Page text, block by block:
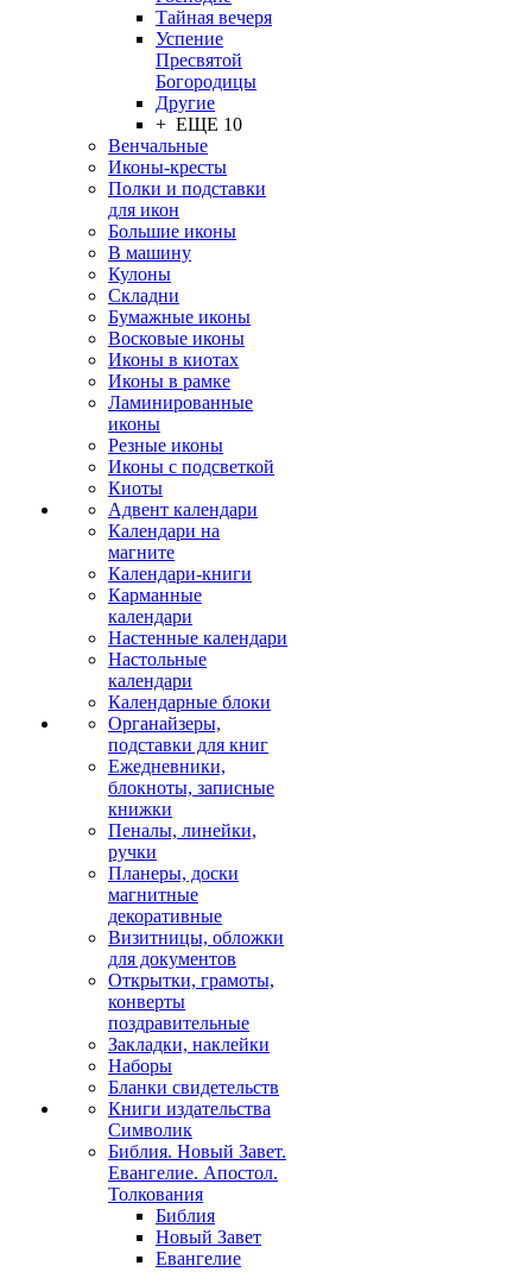
Тайная вечеря
Успение
Пресвятой
Богородицы
Другие
+ ЕЩЕ 10
Венчальные
Иконы-кресты
Полки и подставки
для икон
Большие иконы
В машину
Кулоны
Складни
Бумажные иконы
Восковые иконы
Иконы в киотах
Иконы в рамке
Ламинированные
иконы
Резные иконы
Иконы с подсветкой
Киоты
Адвент календари
Календари на
магните
Календари-книги
Карманные
календари
Настенные календари
Настольные
календари
Календарные блоки
Органайзеры,
подставки для книг
Ежедневники,
блокноты, записные
книжки
Пеналы, линейки,
ручки
Планеры, доски
магнитные
декоративные
Визитницы, обложки
для документов
Открытки, грамоты,
конверты
поздравительные
Закладки, наклейки
Наборы
Бланки свидетельств
Книги издательства
Символик
Библия. Новый Завет.
Евангелие. Апостол.
Толкования
Библия
Новый Завет
Евангелие